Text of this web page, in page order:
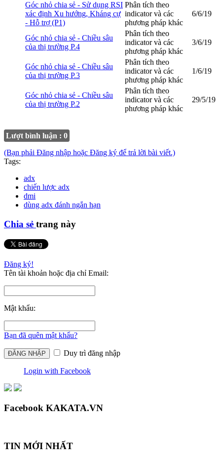
Góc nhỏ chia sẻ - Sử dụng RSI
xác định Xu hướng, Kháng cự
- Hỗ trợ (P1)
Phân tích theo
indicator và các
phương pháp khác
6/6/19
Góc nhỏ chia sẻ - Chiều sâu
của thị trường P.4
Phân tích theo
indicator và các
phương pháp khác
3/6/19
Góc nhỏ chia sẻ - Chiều sâu
của thị trường P.3
Phân tích theo
indicator và các
phương pháp khác
1/6/19
Góc nhỏ chia sẻ - Chiều sâu
của thị trường P.2
Phân tích theo
indicator và các
phương pháp khác
29/5/19
Lượt bình luận : 0
(Bạn phải Đăng nhập hoặc Đăng ký để trả lời bài viết.)
Tags:
adx
chiến lược adx
dmi
dùng adx đánh ngắn hạn
Chia sẻ trang này
Đăng ký!
Tên tài khoản hoặc địa chỉ Email:
Mật khẩu:
Bạn đã quên mật khẩu?
Duy trì đăng nhập
Login with Facebook
Facebook KAKATA.VN
TIN MỚI NHẤT